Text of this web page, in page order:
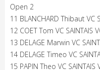
Open 2
11 BLANCHARD Thibaut VC
12 COET Tom VC SAINTAIS
13 DELAGE Marwin VC
14 DELAGE Timeo VC
15 PAPIN Theo VC SAINTAIS